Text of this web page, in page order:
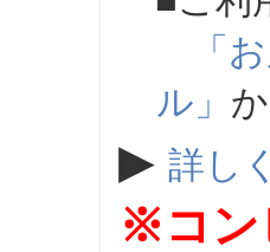
「
ル」
▶ 詳し
※コン